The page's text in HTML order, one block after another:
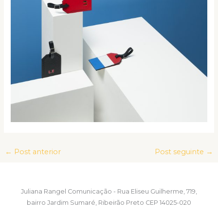
← Post anterior Post seguinte →
Juliana Rangel Comunicação - Rua Eliseu Guilherme, 719,
bairro Jardim Sumaré, Ribeirão Preto CEP 14025-020